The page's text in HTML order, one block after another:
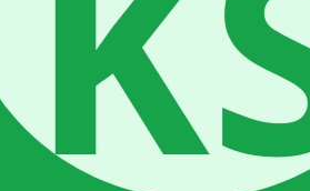
dari bayam atau kangkung — jarak
yang mudah terkena alga jika cahaya
karena Brassica sensitif terhadap pH